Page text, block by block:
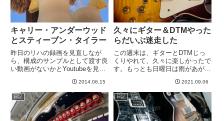
キャリー・アンダーウッド
とスティーブン・タイラー
昨日のリハの録画を見直しなが
ら、構成のサンプルとして渡す良
い動画がないかとYoutubeを見て
を見つけました。キャリー・アン
ダーウッドのUndo Itって好きな
曲です。バンドでやりたいです＾
＾それにしても歴代ア...
2014.06.15
久々にギター＆DTMやった
らだいぶ迷走した
この週末は、ギターとDTMじっ
くりやれて、久々に楽しかったで
す。もっとも日曜日は雨があが
けていたに違いないのですが、残
念ながらブレーキ修理中。。。く
うう。はよ戻ってきてくれ〜。さ
て、話を戻すと、BGMを２曲作
っ...
2021.09.06
日記 日記